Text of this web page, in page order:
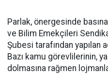
Parlak, önergesinde
ve Bilim Emekçileri
Şubesi tarafından yapılan
Bazı kamu görevlilerinin,
dolmasına rağmen